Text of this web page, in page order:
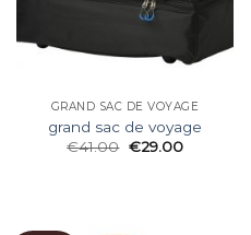
GRAND SAC DE VOYAGE
grand sac de voyage
€41.00 €29.00